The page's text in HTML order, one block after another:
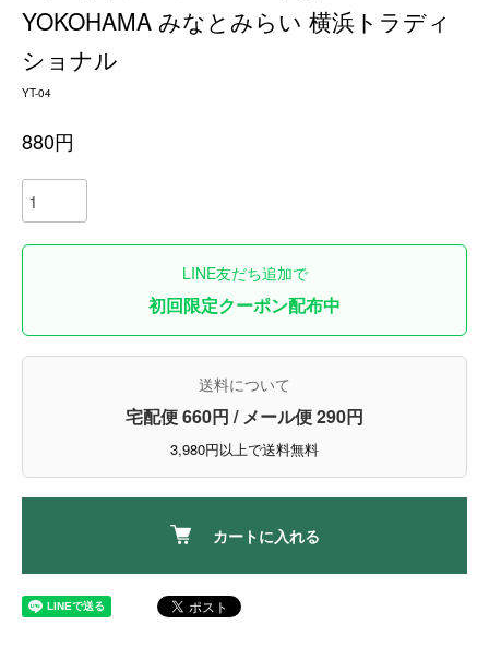
YOKOHAMA みなとみらい 横浜トラディ
ショナル
YT-04
880円
LINE友だち追加で
初回限定クーポン配布中
送料について
宅配便 660円 / メール便 290円
3,980円以上で送料無料
カートに入れる